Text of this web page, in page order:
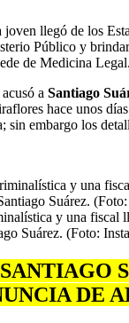
llegó de los
Público y
de Medicina Legal.
a Santiago
hace unos
sin embargo los
y una fiscal
Suárez. (Foto:
DE